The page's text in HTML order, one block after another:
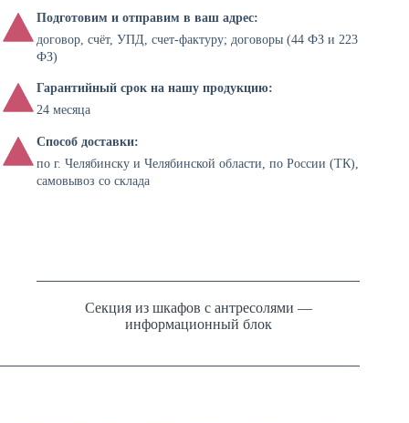
Подготовим и отправим в ваш адрес:
договор, счёт, УПД, счет-фактуру; договоры (44 ФЗ и 223
ФЗ)
Гарантийный срок на нашу продукцию:
24 месяца
Способ доставки:
по г. Челябинску и Челябинской области, по России (ТК),
самовывоз со склада
Секция из шкафов с антресолями —
информационный блок